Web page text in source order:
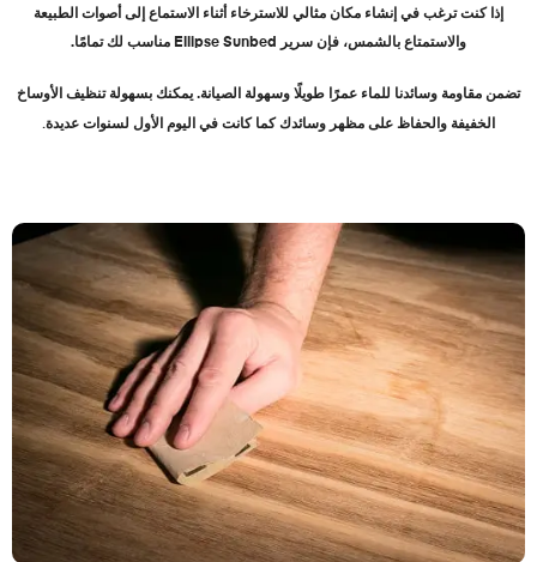
إذا كنت ترغب في إنشاء مكان مثالي للاسترخاء أثناء الاستماع إلى أصوات الطبيعة
والاستمتاع بالشمس، فإن سرير
مناسب لك تمامًا.
تضمن مقاومة وسائدنا للماء عمرًا طويلًا وسهولة الصيانة. يمكنك بسهولة تنظيف الأوساخ
الخفيفة والحفاظ على مظهر وسائدك كما كانت في اليوم الأول لسنوات عديدة.